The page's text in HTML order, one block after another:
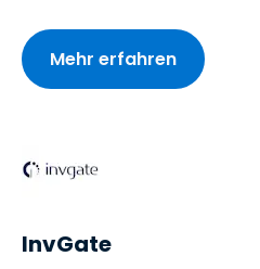
Mehr erfahren
InvGate